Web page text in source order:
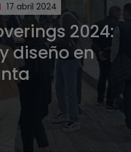
17 abril 2024
2024:
diseño en